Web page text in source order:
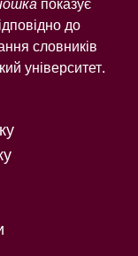
до
словників
університет.